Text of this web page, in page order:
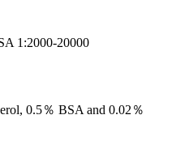
1:2000-20000
0.5％ BSA and 0.02％